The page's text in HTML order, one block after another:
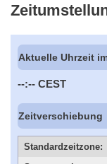
Aktuelle Uhrzeit
--:-- CEST
Zeitverschiebung
Standardzeitzone: